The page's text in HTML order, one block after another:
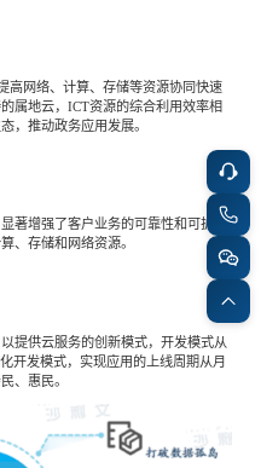
高网络、计算、存储等资源协同快速
属地云，ICT资源的综合利用效率相
，推动政务应用发展。
著增强了客户业务的可靠性和可扩展
、存储和网络资源。
提供云服务的创新模式，开发模式从
开发模式，实现应用的上线周期从月
、惠民。